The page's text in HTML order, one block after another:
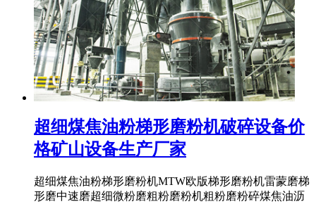
超细煤焦油粉梯形磨粉机破碎设备价
格矿山设备生产厂家
超细煤焦油粉梯形磨粉机MTW欧版梯形磨粉机雷蒙磨梯
形磨中速磨超细微粉磨粗粉磨粉机粗粉磨粉碎煤焦油沥